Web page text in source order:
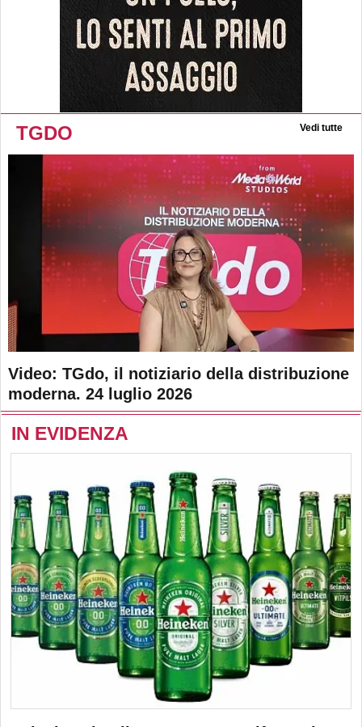
TGDO Vedi tutte
Video: TGdo, il notiziario della distribuzione
moderna. 24 luglio 2026
IN EVIDENZA